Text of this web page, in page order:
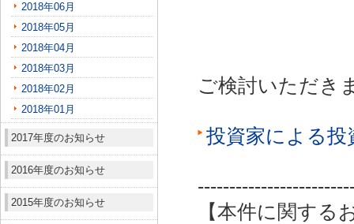
2018年06月
2018年05月
2018年04月
2018年03月
2018年02月
2018年01月
2017年度のお知らせ
2016年度のお知らせ
2015年度のお知らせ
ご検討いただき
投資家による
【本件に関する